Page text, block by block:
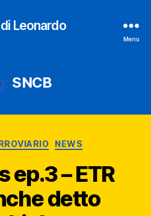
Leonardo
Menu
SNCB
CategorieNEWS
ep.3 – ETR
detto